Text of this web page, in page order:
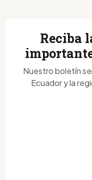
Reciba
Nuestro boletín
Ecuador y la